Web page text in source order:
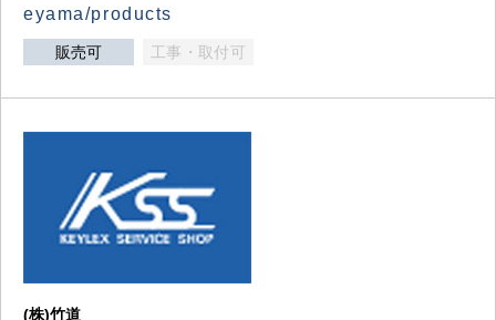
eyama/products
販売可 工事・取付可
(株)竹道